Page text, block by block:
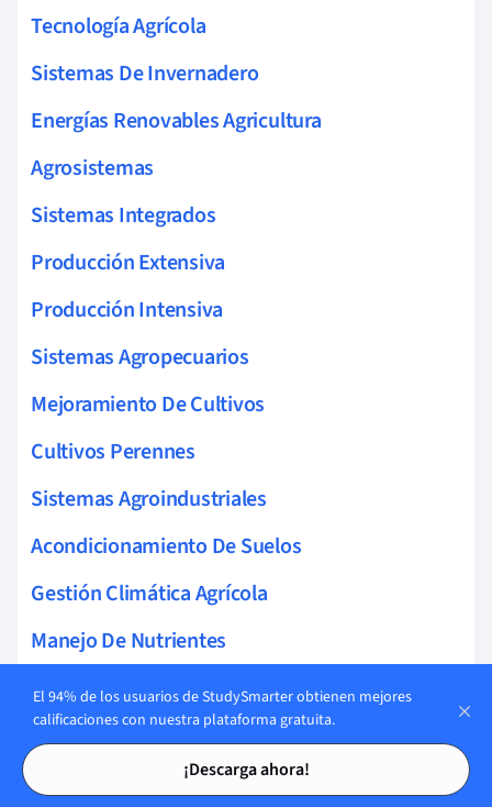
Tarjetas de estudio
Tarjetas de estudio
Tecnología Agrícola
Sistemas De Invernadero
Energías Renovables Agricultura
Agrosistemas
Sistemas Integrados
Producción Extensiva
Producción Intensiva
Sistemas Agropecuarios
Mejoramiento De Cultivos
Cultivos Perennes
Sistemas Agroindustriales
Acondicionamiento De Suelos
Gestión Climática Agrícola
Manejo De Nutrientes
Análisis De Datos Agrícolas
Planificación De Cultivos
Sistemas De Gestión Agrícola
El 94% de los usuarios de StudySmarter obtienen mejores
calificaciones con nuestra plataforma gratuita.
¡Descarga ahora!